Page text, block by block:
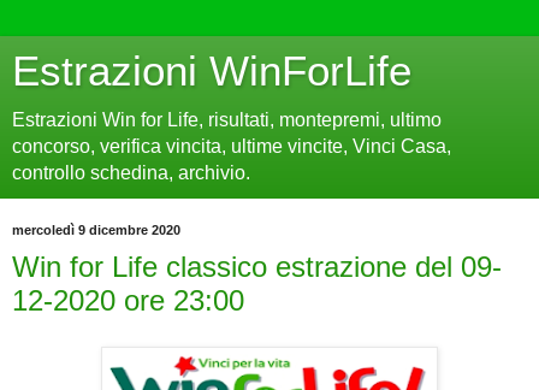
Estrazioni WinForLife
Estrazioni Win for Life, risultati, montepremi, ultimo
concorso, verifica vincita, ultime vincite, Vinci Casa,
controllo schedina, archivio.
mercoledì 9 dicembre 2020
Win for Life classico estrazione del 09-
12-2020 ore 23:00